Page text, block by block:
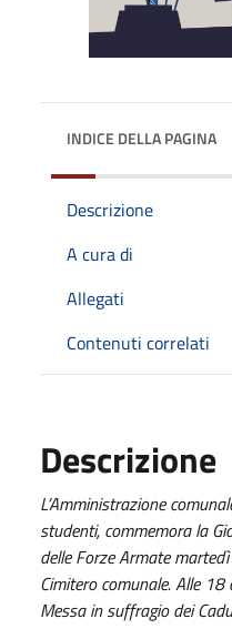
INDICE DELLA PAGINA
Descrizione
A cura di
Allegati
Contenuti correlati
Descrizione
L’Amministrazione
studenti, commemora la
delle Forze Armate
Cimitero comunale. Alle
Messa in suffragio dei